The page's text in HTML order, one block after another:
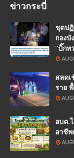
ข่าวกระบี่
ชุดปฏิ
กอง
“บิ๊กท
สลด
ราย
อบต.
อาชีพ